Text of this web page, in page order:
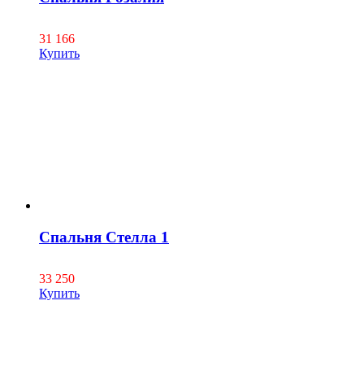
31 166
Купить
Спальня Стелла 1
33 250
Купить